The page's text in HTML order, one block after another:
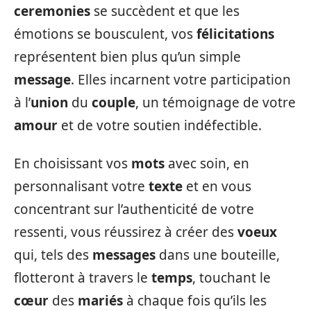
ceremonies se succèdent et que les
émotions se bousculent, vosfélicitations
représentent bien plus qu’un simple
message. Elles incarnent votre participation
à l’union du couple, un témoignage de votre
amour et de votre soutien indéfectible.
En choisissant vos mots avec soin, en
personnalisant votre texte et en vous
concentrant sur l’authenticité de votre
ressenti, vous réussirez à créer desvoeux
qui, tels des messages dans une bouteille,
flotteront à travers le temps, touchant le
cœur des mariés à chaque fois qu’ils les